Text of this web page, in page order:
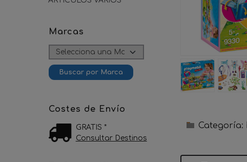
Marcas
Costes de Envío
GRATIS *
Consultar Destinos
Categoría: